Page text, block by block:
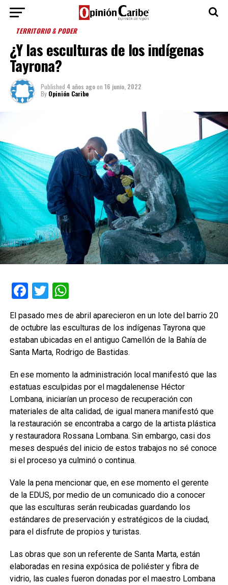
TERRITORIO & PODER
¿Y las esculturas de los indígenas
Tayrona?
Published 4 años agoon 16 junio, 2022
By Opinión Caribe
Facebook
TwitterWhatsApp
El pasado mes de abril aparecieron en un lote del barrio 20
de octubre las esculturas de los indígenas Tayrona que
estaban ubicadas en el antiguo Camellón de la Bahía de
Santa Marta, Rodrigo de Bastidas.
En ese momento la administración local manifestó que las
estatuas esculpidas por el magdalenense Héctor
Lombana, iniciarían un proceso de recuperación con
materiales de alta calidad, de igual manera manifestó que
la restauración se encontraba a cargo de la artista plástica
y restauradora Rossana Lombana. Sin embargo, casi dos
meses después del inicio de estos trabajos no sé conoce
si el proceso ya culminó o continua.
Vale la pena mencionar que, en ese momento el gerente
de la EDUS, por medio de un comunicado dio a conocer
que las esculturas serán reubicadas guardando los
estándares de preservación y estratégicos de la ciudad,
para el disfrute de propios y turistas.
Las obras que son un referente de Santa Marta, están
elaboradas en resina expósica de poliéster y fibra de
vidrio, las cuales fueron donadas por el maestro Lombana